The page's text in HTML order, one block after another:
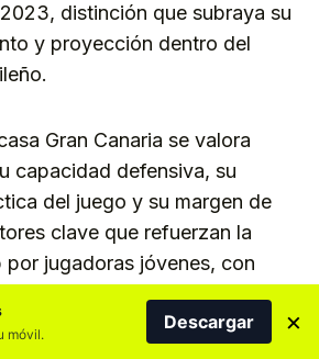
distinción que subraya su
y proyección dentro del
Gran Canaria se valora
capacidad defensiva, su
del juego y su margen de
clave que refuerzan la
por jugadoras jóvenes, con
y mentalidad
confía en que su
móvil.
Descargar ×